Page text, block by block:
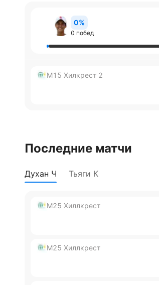
0%
0 побед
M15 Хилкрест 2
Последние матчи
Духан Ч Тьяги К
M25 Хиллкрест
M25 Хиллкрест